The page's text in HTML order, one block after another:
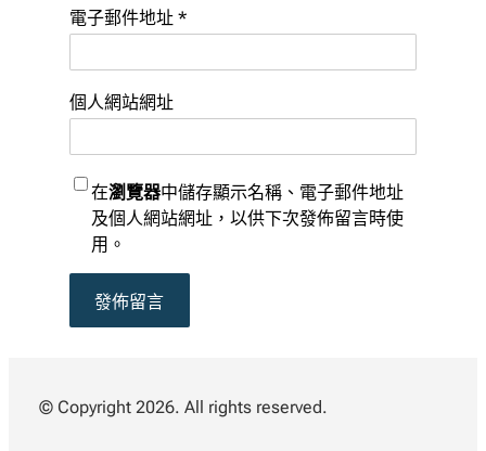
電子郵件地址 *
個人網站網址
在瀏覽器中儲存顯示名稱、電子郵件地址
及個人網站網址，以供下次發佈留言時使
用。
© Copyright 2026. All rights reserved.